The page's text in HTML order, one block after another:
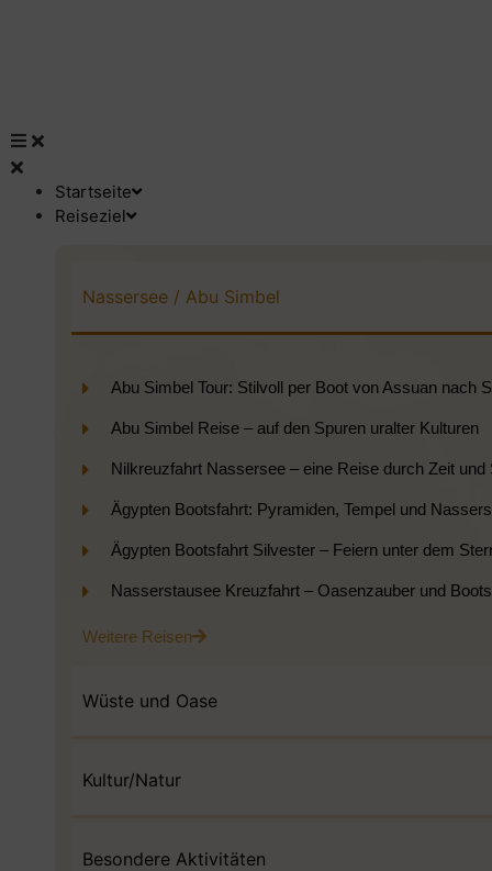
Startseite
Reiseziel
Nassersee / Abu Simbel
Wüste und Oase
Kultur/Natur
Besondere Aktivitäten
Abu Simbel Tour: Stilvoll per Boot von Assuan nach
Abu Simbel Reise – auf den Spuren uralter Kulturen
Nilkreuzfahrt Nassersee – eine Reise durch Zeit und
Ägypten Bootsfahrt: Pyramiden, Tempel und
Ägypten Bootsfahrt Silvester – Feiern unter dem
Nasserstausee Kreuzfahrt – Oasenzauber und
Weitere Reisen